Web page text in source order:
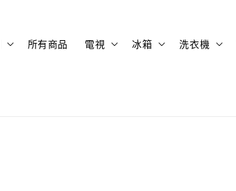
所有商品 電視 冰箱 洗衣機